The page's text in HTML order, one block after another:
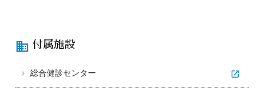
domain 付属施設
総合健診センター